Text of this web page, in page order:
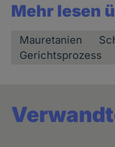
Mehr lesen
Mauretanien
Gerichtsprozess